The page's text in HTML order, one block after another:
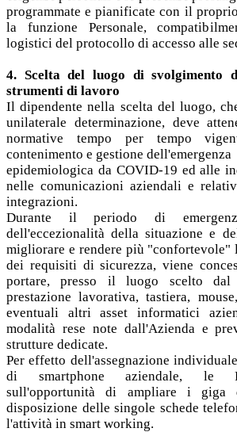
programmate e pianificate con il
la funzione Personale,
logistici del protocollo di accesso alle
4. Scelta del luogo di svolgimento
strumenti di lavoro
Il dipendente nella scelta del luogo,
unilaterale determinazione, deve
normative tempo per tempo
contenimento e gestione dell'emergenza
epidemiologica da COVID-19 ed alle
nelle comunicazioni aziendali e
integrazioni.
Durante il periodo di
dell'eccezionalità della situazione e
migliorare e rendere più "confortevole"
dei requisiti di sicurezza, viene
portare, presso il luogo scelto
prestazione lavorativa, tastiera,
eventuali altri asset informatici
modalità rese note dall'Azienda e
strutture dedicate.
Per effetto dell'assegnazione
di smartphone aziendale, le
sull'opportunità di ampliare i
disposizione delle singole schede
l'attività in smart working.